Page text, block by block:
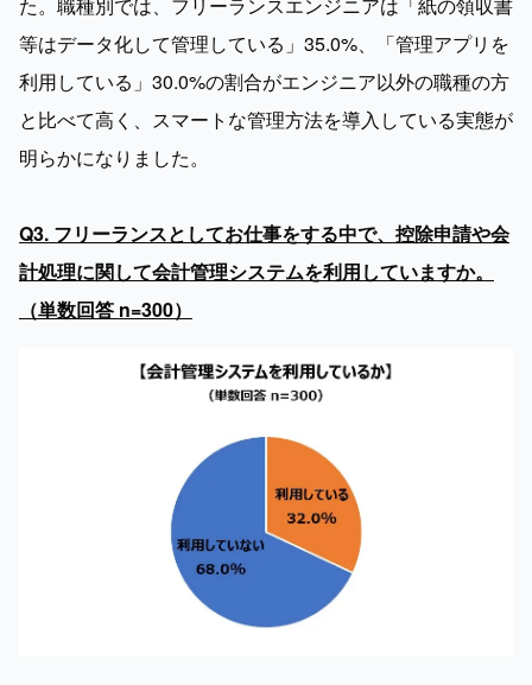
等はデータ化して管理している」35.0%、「管理アプリを
利用している」30.0%の割合がエンジニア以外の職種の方
と比べて高く、スマートな管理方法を導入している実態が
明らかになりました。
Q3. フリーランスとしてお仕事をする中で、控除申請や会
計処理に関して会計管理システムを利用していますか。
（単数回答 n=300）